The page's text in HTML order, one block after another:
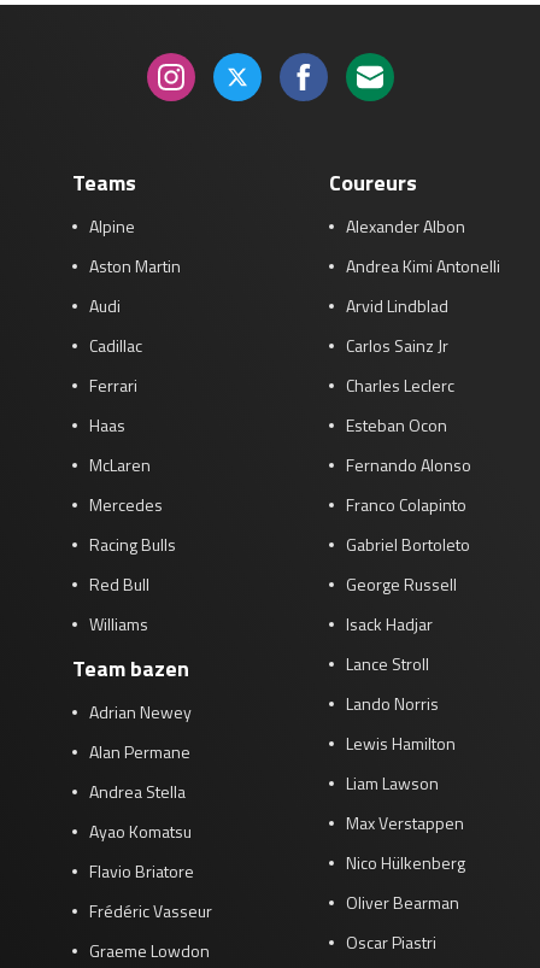
Teams
Alpine
Aston Martin
Audi
Cadillac
Ferrari
Haas
McLaren
Mercedes
Racing Bulls
Red Bull
Williams
Team bazen
Adrian Newey
Alan Permane
Andrea Stella
Ayao Komatsu
Flavio Briatore
Frédéric Vasseur
Graeme Lowdon
Coureurs
Alexander Albon
Andrea Kimi Antonelli
Arvid Lindblad
Carlos Sainz Jr
Charles Leclerc
Esteban Ocon
Fernando Alonso
Franco Colapinto
Gabriel Bortoleto
George Russell
Isack Hadjar
Lance Stroll
Lando Norris
Lewis Hamilton
Liam Lawson
Max Verstappen
Nico Hülkenberg
Oliver Bearman
Oscar Piastri